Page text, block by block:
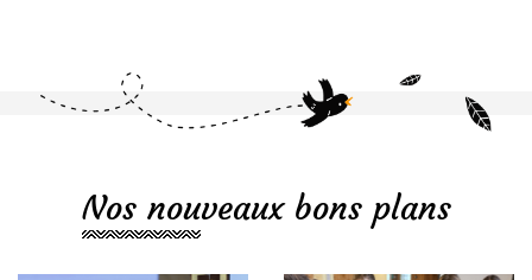
Nos nouveaux bons plans